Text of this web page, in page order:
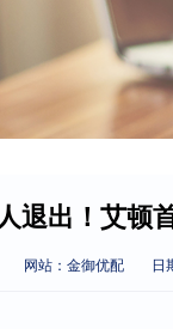
退出！艾顿
网站：金御优配 日